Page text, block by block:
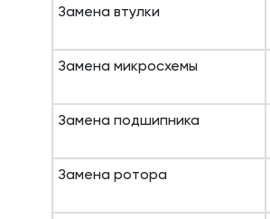
Замена втулки
Замена микросхемы
Замена подшипника
Замена ротора